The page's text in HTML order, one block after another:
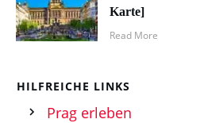
Karte]
Read More
HILFREICHE LINKS
Prag erleben